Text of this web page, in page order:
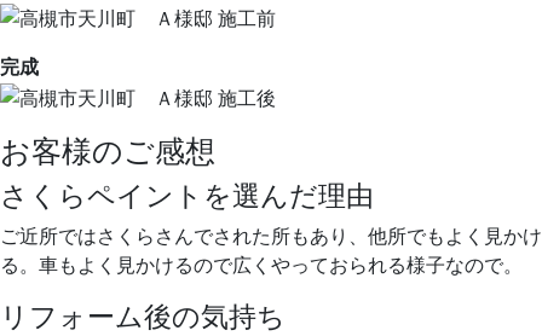
完成
お客様のご感想
さくらペイントを選んだ理由
ご近所ではさくらさんでされた所もあり、他所でもよく見かけ
る。車もよく見かけるので広くやっておられる様子なので。
リフォーム後の気持ち